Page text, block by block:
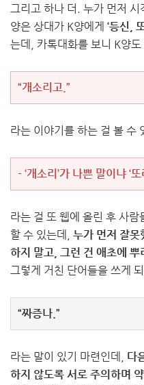
그리고 하나 더. 누가 먼저
양은 상대가 K양에게 ‘등신,
는데, 카톡대화를 보니 K양
“개소리고.”
라는 이야기를 하는 걸 볼 수
- ‘개소리’가 나쁜 말이냐 ‘
라는 걸 또 웹에 올린 후 사람
할 수 있는데, 누가 먼저 잘못
하지 말고, 그런 건 애초에 뿌
그렇게 거친 단어들을 쓰게
“짜증나.”
라는 말이 있기 마련인데,
다
하지 않도록 서로 주의하며